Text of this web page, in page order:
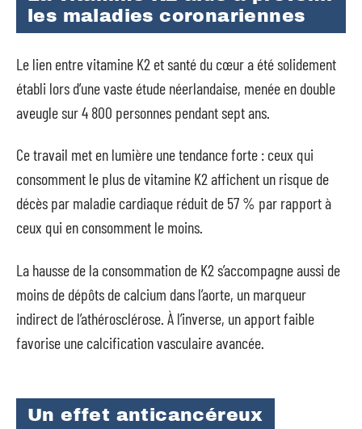
les maladies coronariennes
Le lien entre vitamine K2 et santé du cœur a été solidement
établi lors d’une vaste étude néerlandaise, menée en double
aveugle sur 4 800 personnes pendant sept ans.
Ce travail met en lumière une tendance forte : ceux qui
consomment le plus de vitamine K2 affichent un risque de
décès par maladie cardiaque réduit de 57 % par rapport à
ceux qui en consomment le moins.
La hausse de la consommation de K2 s’accompagne aussi de
moins de dépôts de calcium dans l’aorte, un marqueur
indirect de l’athérosclérose. À l’inverse, un apport faible
favorise une calcification vasculaire avancée.
Un effet anticancéreux